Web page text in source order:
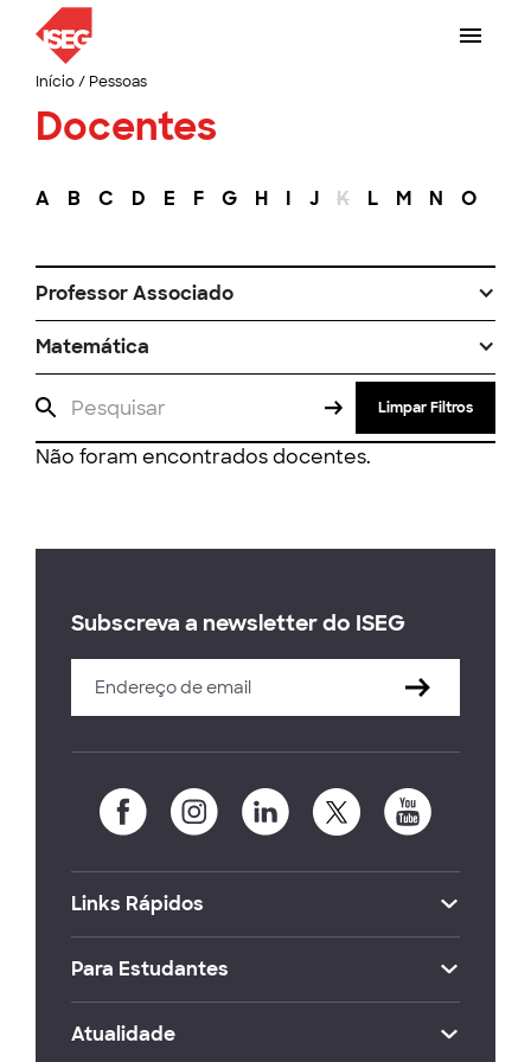
Início/ Pessoas
Docentes
A B C D E F G H I J K L M N O
Professor Associado
Matemática
Limpar Filtros
Não foram encontrados docentes.
Subscreva a newsletter do ISEG
Links Rápidos
Para Estudantes
Atualidade